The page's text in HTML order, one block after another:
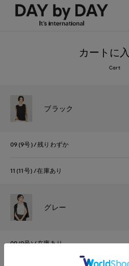
カートに
Cart
ブラック
09(9号) 残りわずか
11(11号) 在庫あり
グレー
09(9号) 在庫あり